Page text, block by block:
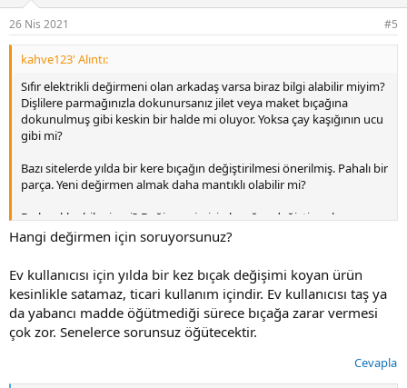
26 Nis 2021 #5
kahve123' Alıntı:
Sıfır elektrikli değirmeni olan arkadaş varsa biraz bilgi alabilir miyim?
Dişlilere parmağınızla dokunursanız jilet veya maket bıçağına
dokunulmuş gibi keskin bir halde mi oluyor. Yoksa çay kaşığının ucu
gibi mi?
Bazı sitelerde yılda bir kere bıçağın değiştirilmesi önerilmiş. Pahalı bir
parça. Yeni değirmen almak daha mantıklı olabilir mi?
Bu bıçaklar bilenir mi? Değirmenimizin bıçağını değiştirmek veya
bilemek önemli bir fark sağlar mı? Yeni alınmış gibi mi olur?
Hangi değirmen için soruyorsunuz?
Ev kullanıcısı için yılda bir kez bıçak değişimi koyan ürün
kesinlikle satamaz, ticari kullanım içindir. Ev kullanıcısı taş ya
da yabancı madde öğütmediği sürece bıçağa zarar vermesi
çok zor. Senelerce sorunsuz öğütecektir.
Cevapla